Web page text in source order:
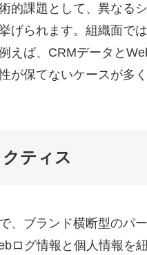
的課題として、異なる
げられます。組織面で
えば、CRMデータと
が保てないケースが多
ティス
、ブランド横断型のパ
ログ情報と個人情報を